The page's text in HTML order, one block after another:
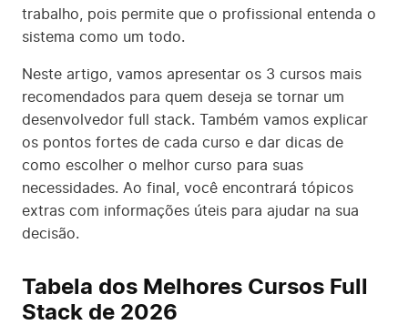
trabalho, pois permite que o profissional entenda o
sistema como um todo.
Neste artigo, vamos apresentar os 3 cursos mais
recomendados para quem deseja se tornar um
desenvolvedor full stack. Também vamos explicar
os pontos fortes de cada curso e dar dicas de
como escolher o melhor curso para suas
necessidades. Ao final, você encontrará tópicos
extras com informações úteis para ajudar na sua
decisão.
Tabela dos Melhores Cursos Full
Stack de 2026